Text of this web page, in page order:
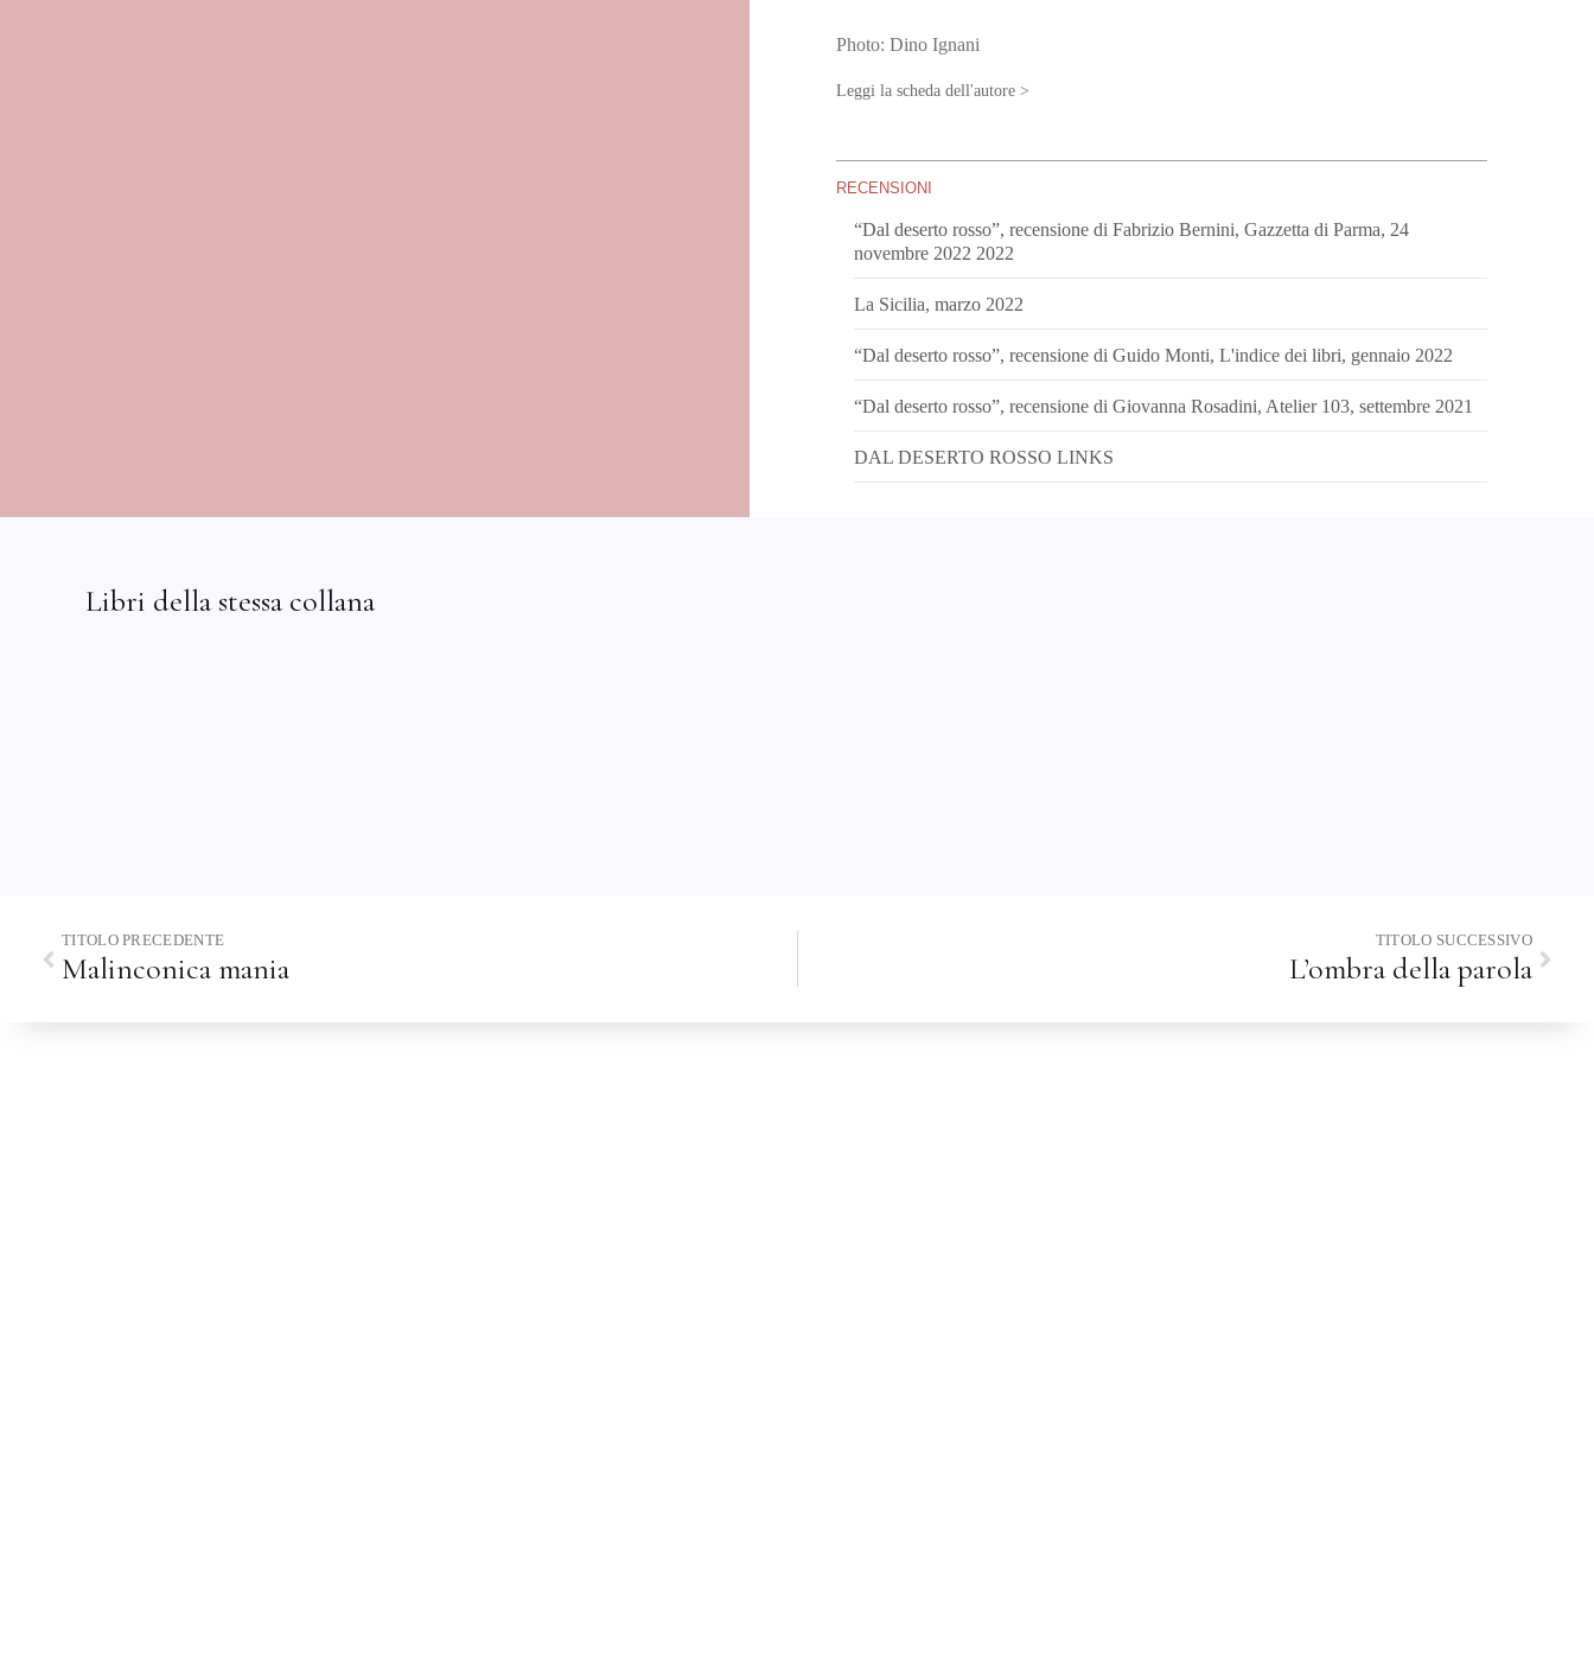
Photo: Dino Ignani
Leggi la scheda dell'autore >
RECENSIONI
“Dal deserto rosso”, recensione di Fabrizio Bernini, Gazzetta di Parma, 24
novembre 2022 2022
La Sicilia, marzo 2022
“Dal deserto rosso”, recensione di Guido Monti, L'indice dei libri, gennaio 2022
“Dal deserto rosso”, recensione di Giovanna Rosadini, Atelier 103, settembre 2021
DAL DESERTO ROSSO LINKS
Libri della stessa collana
TITOLO PRECEDENTE
Malinconica mania
TITOLO SUCCESSIVO
L’ombra della parola